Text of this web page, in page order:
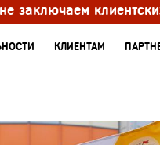
заключаем
КЛИЕНТАМ